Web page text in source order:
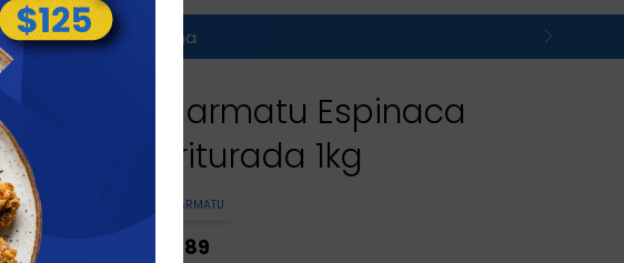
Variar según su zona
Marmatu Espinaca
Triturada 1kg
MARMATU
89